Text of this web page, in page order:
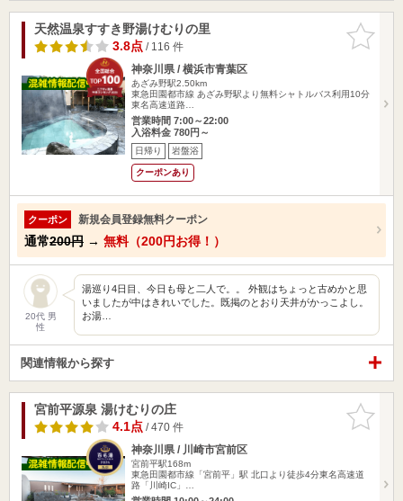
お気に入
りに追加
天然温泉すすき野湯けむりの里
3.8点/ 116 件
神奈川県 / 横浜市青葉区
あざみ野駅2.50km
東急田園都市線 あざみ野駅より無料シャトルバス利用10分
東名高速道路…
営業時間 7:00～22:00
入浴料金 780円～
日帰り 岩盤浴
クーポンあり
クーポン 新規会員登録無料クーポン
通常200円 → 無料（200円お得！）
20代 男
性
湯巡り4日目、今日も母と二人で。。 外観はちょっと古めかと思
いましたが中はきれいでした。既掲のとおり天井がかっこよし。
お湯…
関連情報から探す
お気に入
りに追加
宮前平源泉 湯けむりの庄
4.1点/ 470 件
神奈川県 / 川崎市宮前区
宮前平駅168m
東急田園都市線「宮前平」駅 北口より徒歩4分東名高速道
路「川崎IC」…